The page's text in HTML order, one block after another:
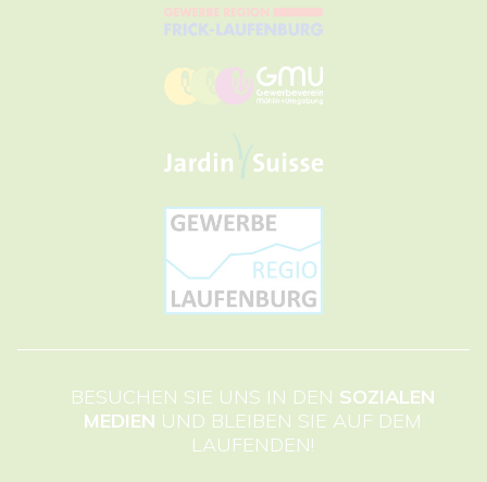
BESUCHEN SIE UNS IN DEN SOZIALEN
MEDIEN UND BLEIBEN SIE AUF DEM
LAUFENDEN!